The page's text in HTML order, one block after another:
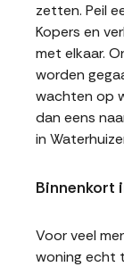
zetten. Peil
Kopers en
met elkaar.
worden
wachten op
dan eens
in
Binnenkort
Voor veel
woning echt